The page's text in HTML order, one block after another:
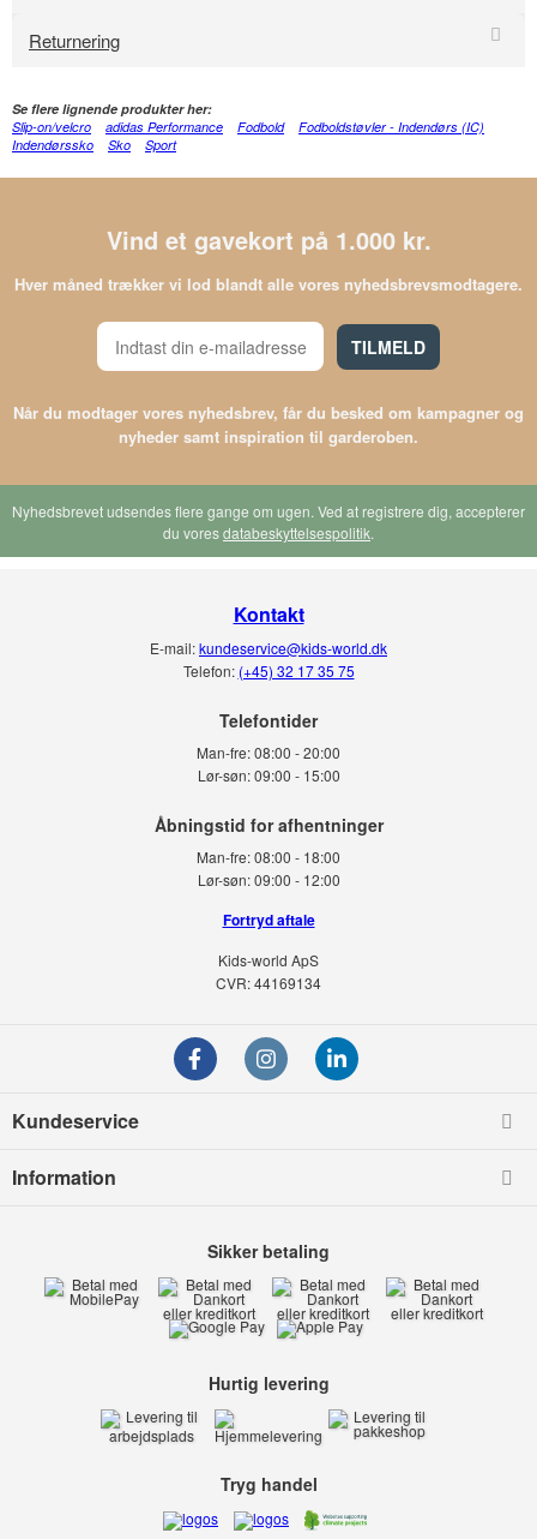
Returnering
Se flere lignende produkter her:
Slip-on/velcro
adidas Performance Fodbold
Fodboldstøvler - Indendørs (IC)
Indendørssko
Sko Sport
Vind et gavekort på 1.000 kr.
Hver måned trækker vi lod blandt alle vores nyhedsbrevsmodtagere.
TILMELD
Når du modtager vores nyhedsbrev, får du besked om kampagner og
nyheder samt inspiration til garderoben.
Nyhedsbrevet udsendes flere gange om ugen. Ved at registrere dig, accepterer
du voresdatabeskyttelsespolitik.
Kontakt
E-mail:kundeservice@kids-world.dk
Telefon: (+45) 32 17 35 75
Telefontider
Man-fre:08:00 - 20:00
Lør-søn: 09:00 - 15:00
Man-fre:08:00 - 18:00
Lør-søn:09:00 - 12:00
Fortryd aftale
Kids-world ApS
CVR: 44169134
Kundeservice
Information
Sikker betaling
Hurtig levering
Tryg handel